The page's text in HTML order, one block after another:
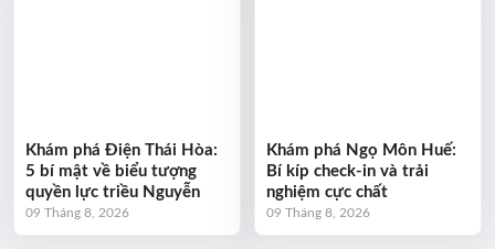
Khám phá Điện Thái Hòa:
5 bí mật về biểu tượng
quyền lực triều Nguyễn
09 Tháng 8, 2026
Khám phá Ngọ Môn Huế:
Bí kíp check-in và trải
nghiệm cực chất
09 Tháng 8, 2026